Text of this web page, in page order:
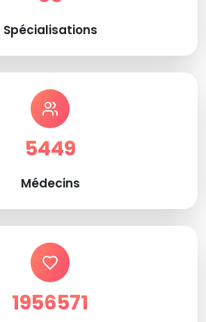
Spécialisations
5449
Médecins
1956571